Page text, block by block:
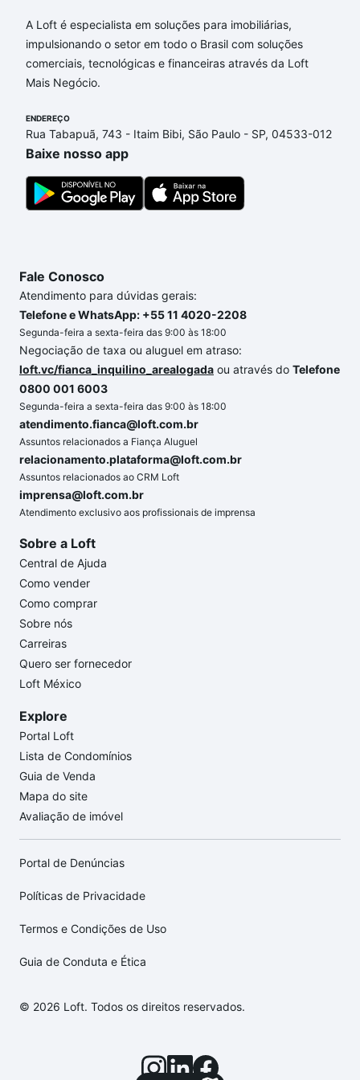
Cristina, Campinas, SP que custam a partir de R$ 0
e com nossas opções de financiamento imobiliário
as parcelas podem se adequar ao seu orçamento.
Se ainda tem alguma dúvida dos custos envolvidos
quanto custa comprar um apartamento
a gente para comprar o imóvel dos seus sonhos
com segurança e conforto. Loft, com você até as
chaves.
A Loft é especialista em soluções para imobiliárias,
impulsionando o setor em todo o Brasil com soluções
comerciais, tecnológicas e financeiras através da Loft
Mais Negócio.
ENDEREÇO
Rua Tabapuã, 743 - Itaim Bibi, São Paulo - SP, 04533-012
Baixe nosso app
Fale Conosco
Atendimento para dúvidas gerais:
Telefone e WhatsApp: +55 11 4020-2208
Segunda-feira a sexta-feira das 9:00 às 18:00
Negociação de taxa ou aluguel em atraso:
loft.vc/fianca_inquilino_arealogada ou através do Telefone
0800 001 6003
Segunda-feira a sexta-feira das 9:00 às 18:00
atendimento.fianca@loft.com.br
Assuntos relacionados a Fiança Aluguel
relacionamento.plataforma@loft.com.br
Assuntos relacionados ao CRM Loft
imprensa@loft.com.br
Atendimento exclusivo aos profissionais de imprensa
Sobre a Loft
Central de Ajuda
Como vender
Como comprar
Sobre nós
Carreiras
Quero ser fornecedor
Loft México
Explore
Portal Loft
Lista de Condomínios
Guia de Venda
Mapa do site
Avaliação de imóvel
Portal de Denúncias
Políticas de Privacidade
Termos e Condições de Uso
Guia de Conduta e Ética
© 2026 Loft. Todos os direitos reservados.